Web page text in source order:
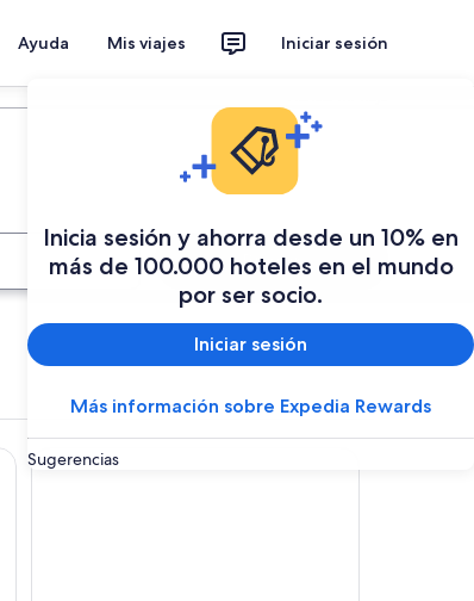
Ayuda Mis viajes Iniciar sesión
Inicia sesión y ahorra desde un 10% en
más de 100.000 hoteles en el mundo
por ser socio.
Iniciar sesión
Más información sobre Expedia Rewards
Sugerencias
Buscar
Atlantic Tower Hotel Liverpool By Sunday